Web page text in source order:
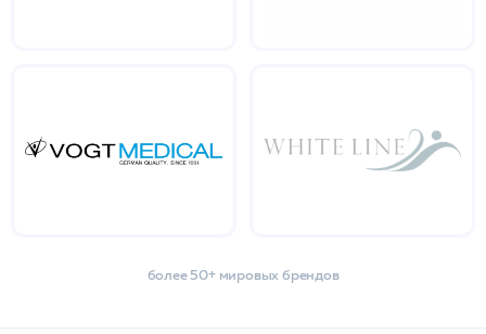
более 50+ мировых брендов